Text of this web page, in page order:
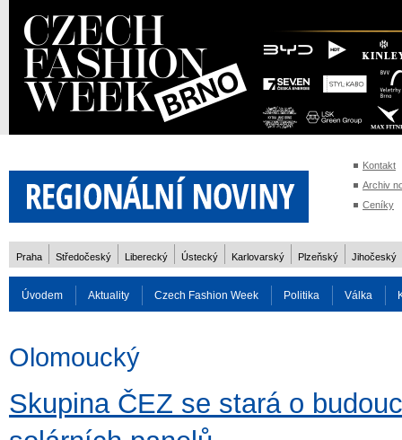
Kontakt
Archiv
Ceníky
Praha Středočeský Liberecký Ústecký Karlovarský Plzeňský Jihočeský
Úvodem Aktuality Czech Fashion Week Politika Válka
Olomoucký
Skupina ČEZ se stará o